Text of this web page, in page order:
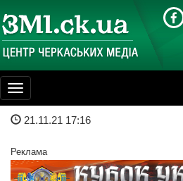
Toggle
navigation
21.11.21 17:16
Реклама